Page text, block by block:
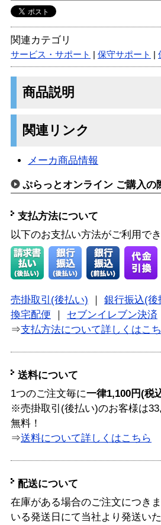
関連カテゴリ
サービス・サポート 保守サポート
商品説明
関連リンク
メーカ商品情報
ぷらっとオンライン ご購入の
支払方法について
以下のお支払い方法がご利用で
売掛取引(後払い)
銀行振込(後
換宅配便
セブンイレブン決済
⇒支払方法について詳しくはこ
送料について
1つのご注文毎に一律1,100円(税
※売掛取引(後払い)のお客様は
無料！
⇒送料について詳しくはこちら
配送について
在庫がある場合のご注文につき
いる発送日にて当社より発送い